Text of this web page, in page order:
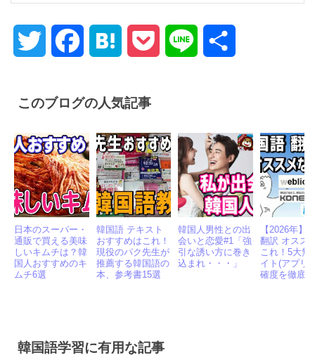
Twitter FacebookHatena Pocket Line
このブログの人気記事
日本のスーパー・
通販で買える美味
しいキムチは？韓
国人おすすめのキ
ムチ6選
韓国語 テキスト
おすすめはこれ！
現役のパク先生が
推薦する韓国語の
本、参考書15選
韓国人男性との出
会いと恋愛#1「強
引な誘い方に巻き
込まれ・・・」
【2026年】
翻訳 オスス
これ！5大無
イト(アプリ)
確度を徹底
韓国語学習に有用な記事